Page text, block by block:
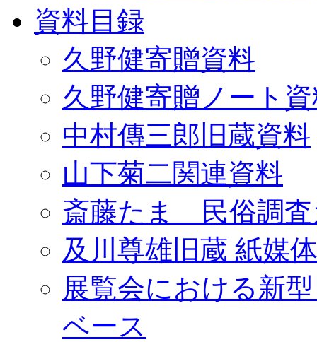
資料目録
久野健寄贈資料
久野健寄贈ノート
中村傳三郎旧蔵資料
山下菊二関連資料
斎藤たま 民俗調査
及川尊雄旧蔵 紙媒
展覧会における新
ベース